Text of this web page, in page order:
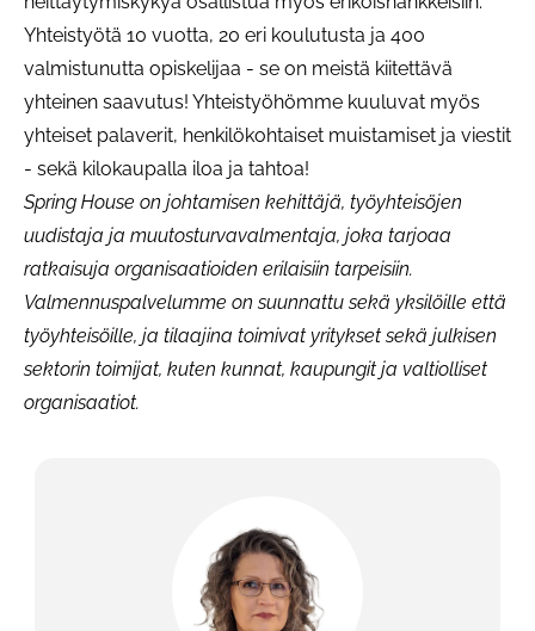
Yhteistyötä 10 vuotta, 20 eri koulutusta ja 400
valmistunutta opiskelijaa - se on meistä kiitettävä
yhteinen saavutus! Yhteistyöhömme kuuluvat myös
yhteiset palaverit, henkilökohtaiset muistamiset ja viestit
- sekä kilokaupalla iloa ja tahtoa!
Spring House on johtamisen kehittäjä, työyhteisöjen
uudistaja ja muutosturvavalmentaja, joka tarjoaa
ratkaisuja organisaatioiden erilaisiin tarpeisiin.
Valmennuspalvelumme on suunnattu sekä yksilöille että
työyhteisöille, ja tilaajina toimivat yritykset sekä julkisen
sektorin toimijat, kuten kunnat, kaupungit ja valtiolliset
organisaatiot.